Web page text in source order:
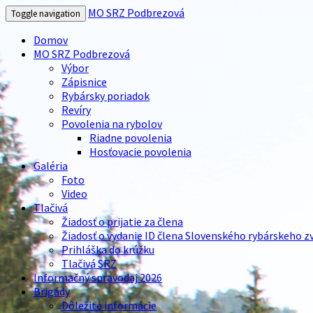
Toggle navigation
MO SRZ Podbrezová
Domov
MO SRZ Podbrezová
Výbor
Zápisnice
Rybársky poriadok
Revíry
Povolenia na rybolov
Riadne povolenia
Hosťovacie povolenia
Galéria
Foto
Video
Tlačivá
Žiadosť o prijatie za člena
Žiadosť o vydanie ID člena Slovenského rybárskeho
Prihláška do krúžku
Tlačivá SRZ
Informačný spravodaj 2026
Brigády
Dôležité informácie